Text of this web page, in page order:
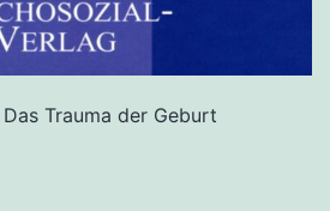
Trauma der Geburt